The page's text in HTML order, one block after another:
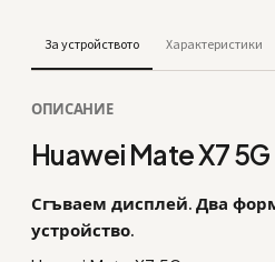
За устройството Характеристики
ОПИСАНИЕ
Huawei Mate X7 5G
Сгъваем дисплей. Два
устройство.